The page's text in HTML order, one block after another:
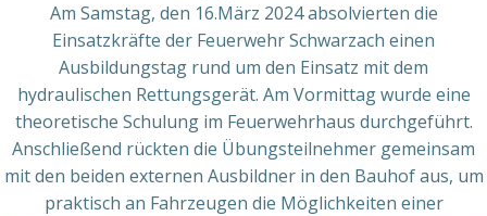
Am Samstag, den 16.März 2024 absolvierten die
Einsatzkräfte der Feuerwehr Schwarzach einen
Ausbildungstag rund um den Einsatz mit dem
hydraulischen Rettungsgerät. Am Vormittag wurde eine
theoretische Schulung im Feuerwehrhaus durchgeführt.
Anschließend rückten die Übungsteilnehmer gemeinsam
mit den beiden externen Ausbildner in den Bauhof aus, um
praktisch an Fahrzeugen die Möglichkeiten einer